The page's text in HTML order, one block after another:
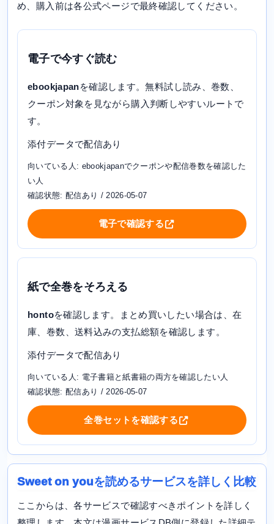
め、購入前は各公式ページで最終確認してください。
電子で今すぐ読む
ebookjapanを確認します。無料試し読み、巻数、
クーポン対象を見ながら購入判断しやすいルートで
す。
添付データで配信あり
向いている人: ebookjapanでクーポンや配信巻数を確認した
い人
確認状態: 配信あり / 2026-05-07
電子で確認する
紙で全巻をそろえる
hontoを確認します。まとめ買いしたい場合は、在
庫、巻数、送料込みの支払総額を確認します。
添付データで配信あり
向いている人: 電子書籍と紙書籍の両方を確認したい人
確認状態: 配信あり / 2026-05-07
全巻セットを確認する
Sweet on youを読めるサービスを詳しく比較
ここからは、各サービスで確認すべきポイントを詳しく